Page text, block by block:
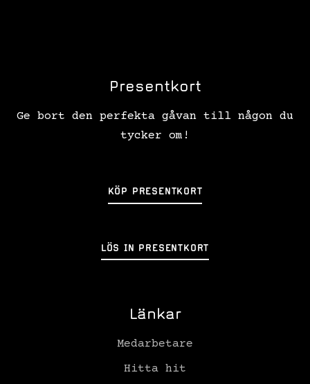
Presentkort
Ge bort den perfekta gåvan till någon du
tycker om!
KÖP PRESENTKORT
LÖS IN PRESENTKORT
Länkar
Medarbetare
Hitta hit